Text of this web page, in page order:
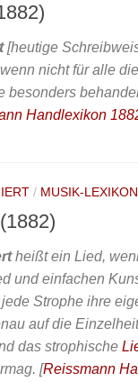
[heutige
nicht für alle
besonders
Handlexikon
/ MUSIK-
heißt ein Lied,
und einfachen
Strophe ihre
auf die
das strophische
[Reissmann